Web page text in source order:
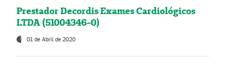
Prestador Decordis Exames Cardiológicos
LTDA (51004346-0)
01 de Abril de 2020